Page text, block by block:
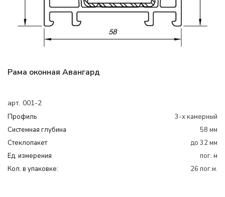
Рама оконная Авангард
арт. 001-2
Профиль
3-х камерный
Системная глубина
58 мм
Cтеклопакет
до 32 мм
Ед. измерения
пог. м
Кол. в упаковке:
26 пог.м.